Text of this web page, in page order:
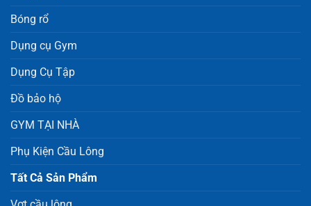
Bóng rổ
Dụng cụ Gym
Dụng Cụ Tập
Đồ bảo hộ
GYM TẠI NHÀ
Phụ Kiện Cầu Lông
Tất Cả Sản Phẩm